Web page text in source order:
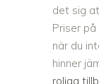
det sig
Priser
när du
hinner
roliga